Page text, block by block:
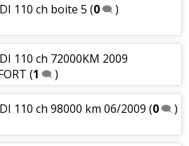
110 ch boite 5 (0 )
110 ch 72000KM 2009
(1 )
110 ch 98000 km 06/2009 (0 )